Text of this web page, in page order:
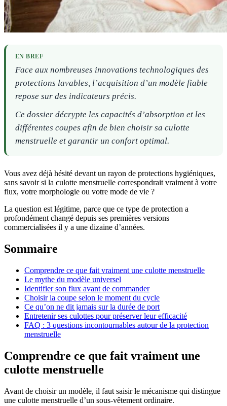
EN BREF
Face aux nombreuses innovations technologiques des
protections lavables, l’acquisition d’un modèle fiable
repose sur des indicateurs précis.
Ce dossier décrypte les capacités d’absorption et les
différentes coupes afin de bien choisir sa culotte
menstruelle et garantir un confort optimal.
Vous avez déjà hésité devant un rayon de protections hygiéniques,
sans savoir si la culotte menstruelle correspondrait vraiment à votre
flux, votre morphologie ou votre mode de vie ?
La question est légitime, parce que ce type de protection a
profondément changé depuis ses premières versions
commercialisées il y a une dizaine d’années.
Sommaire
Comprendre ce que fait vraiment une culotte menstruelle
Le mythe du modèle universel
Identifier son flux avant de commander
Choisir la coupe selon le moment du cycle
Ce qu’on ne dit jamais sur la durée de port
Entretenir ses culottes pour préserver leur efficacité
FAQ : 3 questions incontournables autour de la protection
menstruelle
Comprendre ce que fait vraiment une
culotte menstruelle
Avant de choisir un modèle, il faut saisir le mécanisme qui distingue
une culotte menstruelle d’un sous-vêtement ordinaire.